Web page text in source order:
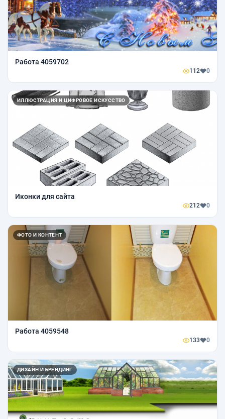
Работа 4059702
112 0
ИЛЛЮСТРАЦИЯ И ЦИФРОВОЕ ИСКУССТВО
Иконки для сайта
212 0
ФОТО И КОНТЕНТ
Работа 4059548
133 0
ДИЗАЙН И БРЕНДИНГ